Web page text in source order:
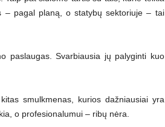
– pagal planą, o statybų sektoriuje – tai
paslaugas. Svarbiausia jų palyginti kuo
smulkmenas, kurios dažniausiai yra
o profesionalumui – ribų nėra.